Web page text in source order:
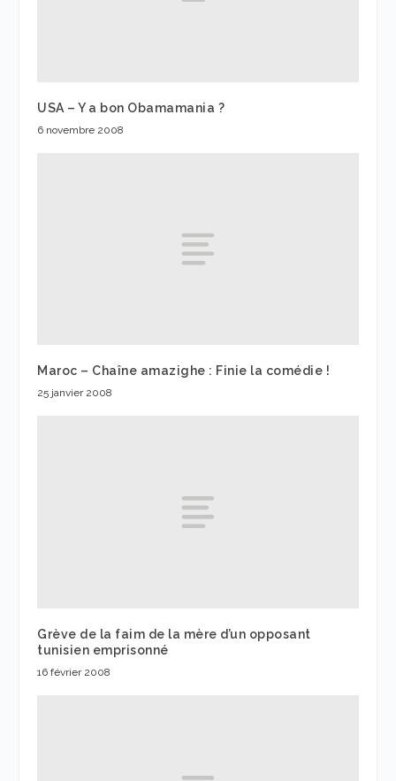
USA – Y a bon Obamamania ?
6 novembre 2008
Maroc – Chaîne amazighe : Finie la comédie !
25 janvier 2008
Grève de la faim de la mère d’un opposant
tunisien emprisonné
16 février 2008